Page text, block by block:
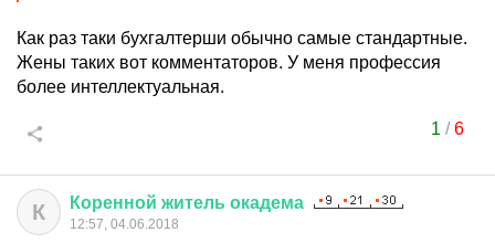
Как раз таки бухгалтерши обычно самые стандартные.
Жены таких вот комментаторов. У меня профессия
более интеллектуальная.
1 /6
К Коренной житель окадема
12:57, 04.06.2018